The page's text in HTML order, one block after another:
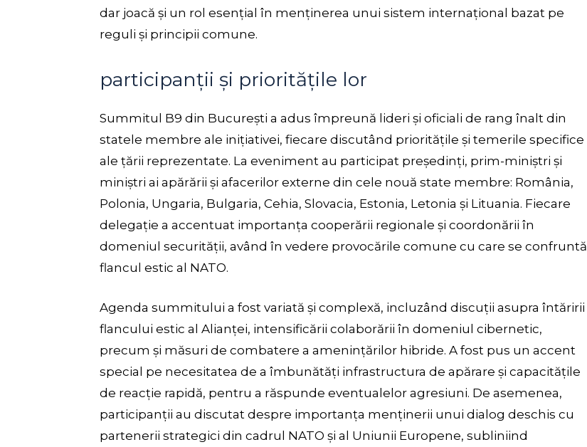
dar joacă și un rol esențial în menținerea unui sistem internațional bazat pe
reguli și principii comune.
participanții și prioritățile lor
Summitul B9 din București a adus împreună lideri și oficiali de rang înalt din
statele membre ale inițiativei, fiecare discutând prioritățile și temerile specifice
ale țării reprezentate. La eveniment au participat președinți, prim-miniștri și
miniștri ai apărării și afacerilor externe din cele nouă state membre: România,
Polonia, Ungaria, Bulgaria, Cehia, Slovacia, Estonia, Letonia și Lituania. Fiecare
delegație a accentuat importanța cooperării regionale și coordonării în
domeniul securității, având în vedere provocările comune cu care se confruntă
flancul estic al NATO.
Agenda summitului a fost variată și complexă, incluzând discuții asupra întăririi
flancului estic al Alianței, intensificării colaborării în domeniul cibernetic,
precum și măsuri de combatere a amenințărilor hibride. A fost pus un accent
special pe necesitatea de a îmbunătăți infrastructura de apărare și capacitățile
de reacție rapidă, pentru a răspunde eventualelor agresiuni. De asemenea,
participanții au discutat despre importanța menținerii unui dialog deschis cu
partenerii strategici din cadrul NATO și al Uniunii Europene, subliniind